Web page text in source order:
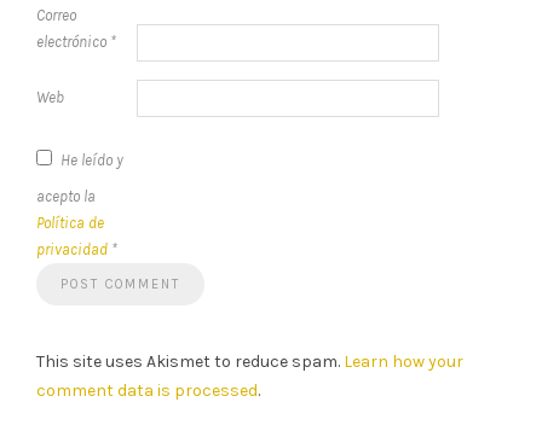
Correo
electrónico *
Web
He leído y
acepto la
Política de
privacidad *
This site uses Akismet to reduce spam. Learn how your
comment data is processed.